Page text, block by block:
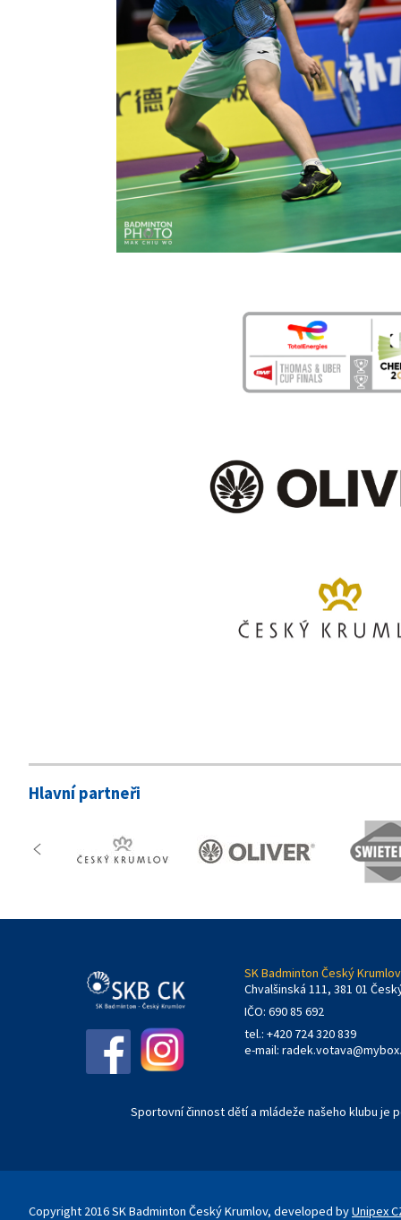
Hlavní partneři
SK Badminton Český
Chvalšinská 111, 381 01
IČO: 690 85 692
tel.: +420 724 320 839
e-mail:
Sportovní činnost dětí a mládeže našeho klubu je
Copyright 2016 SK Badminton Český Krumlov, developed byUnipex